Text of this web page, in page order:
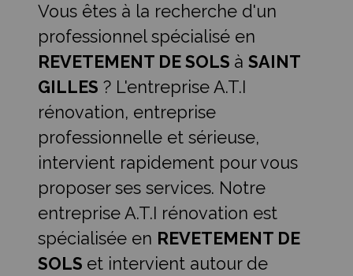
Vous êtes à la recherche d'un
professionnel spécialisé en
REVETEMENT DE SOLS à SAINT
GILLES ? L'entreprise A.T.I
rénovation, entreprise
professionnelle et sérieuse,
intervient rapidement pour vous
proposer ses services. Notre
entreprise A.T.I rénovation est
spécialisée en REVETEMENT DE
SOLS et intervient autour de